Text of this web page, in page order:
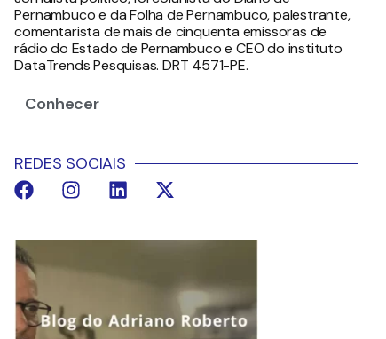
Pernambuco e da Folha de Pernambuco, palestrante,
comentarista de mais de cinquenta emissoras de
rádio do Estado de Pernambuco e CEO do instituto
DataTrends Pesquisas. DRT 4571-PE.
Conhecer
REDES SOCIAIS